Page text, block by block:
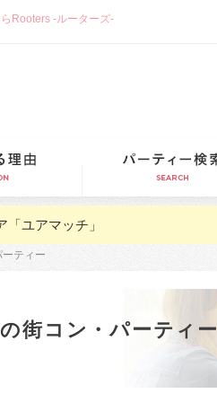
Rooters -ルーターズ-
ユアマッチ」
ティー
街コン・パーティー